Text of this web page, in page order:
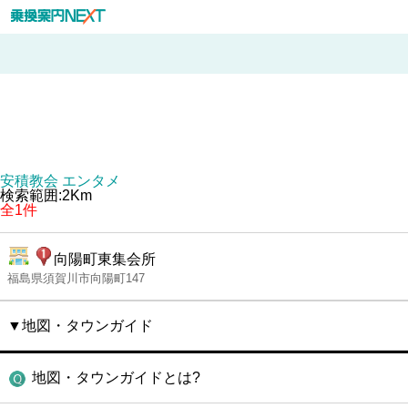
安積教会 エンタメ
検索範囲:2Km
全1件
向陽町東集会所
福島県須賀川市向陽町147
▼地図・タウンガイド
地図・タウンガイドとは?